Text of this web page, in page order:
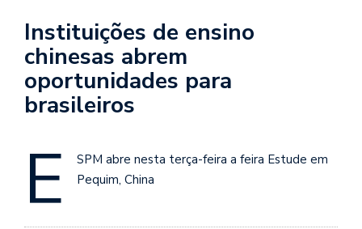
Instituições de ensino
chinesas abrem
oportunidades para
brasileiros
E
SPM abre nesta terça-feira a feira Estude em
Pequim, China